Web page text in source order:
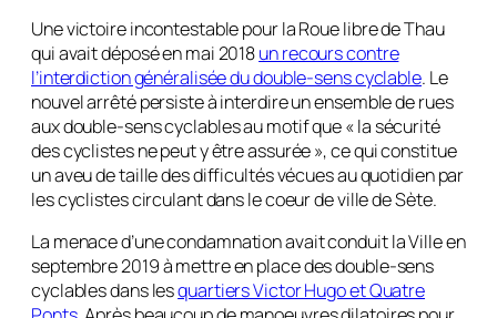
Une victoire incontestable pour la Roue libre de Thau
qui avait déposé en mai 2018un recours contre
l’interdiction généralisée du double-sens cyclable. Le
nouvel arrêté persiste à interdire un ensemble de rues
aux double-sens cyclables au motif que «la sécurité
des cyclistes ne peut y être assurée», ce qui constitue
un aveu de taille des difficultés vécues au quotidien par
les cyclistes circulant dans le coeur de ville de Sète.
La menace d’une condamnation avait conduit la Ville en
septembre 2019 à mettre en place des double-sens
cyclables dans lesquartiers Victor Hugo et Quatre